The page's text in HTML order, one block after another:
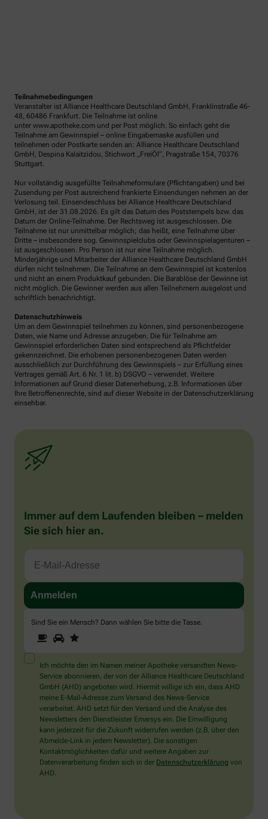
Teilnahmebedingungen
Veranstalter ist Alliance Healthcare Deutschland GmbH, Franklinstraße 46-
48, 60486 Frankfurt. Die Teilnahme ist online
unter www.apotheke.com und per Post möglich. So einfach geht die
Teilnahme am Gewinnspiel – online Eingabemaske ausfüllen und
teilnehmen oder Postkarte senden an: Alliance Healthcare Deutschland
GmbH, Despina Kalaitzidou, Stichwort „FreiÖl“, Pragstraße 154, 70376
Stuttgart.
Nur vollständig ausgefüllte Teilnahmeformulare (Pflichtangaben) und bei
Zusendung per Post ausreichend frankierte Einsendungen nehmen an der
Verlosung teil. Einsendeschluss bei Alliance Healthcare Deutschland
GmbH, ist der 31.08.2026. Es gilt das Datum des Poststempels bzw. das
Datum der Online-Teilnahme. Der Rechtsweg ist ausgeschlossen. Die
Teilnahme ist nur unmittelbar möglich; das heißt, eine Teilnahme über
Dritte – insbesondere sog. Gewinnspielclubs oder Gewinnspielagenturen –
ist ausgeschlossen. Pro Person ist nur eine Teilnahme möglich.
Minderjährige und Mitarbeiter der Alliance Healthcare Deutschland GmbH
dürfen nicht teilnehmen. Die Teilnahme an dem Gewinnspiel ist kostenlos
und nicht an einem Produktkauf gebunden. Die Barablöse der Gewinne ist
nicht möglich. Die Gewinner werden aus allen Teilnehmern ausgelost und
schriftlich benachrichtigt.
Datenschutzhinweis
Um an dem Gewinnspiel teilnehmen zu können, sind personenbezogene
Daten, wie Name und Adresse anzugeben. Die für Teilnahme am
Gewinnspiel erforderlichen Daten sind entsprechend als Pflichtfelder
gekennzeichnet. Die erhobenen personenbezogenen Daten werden
ausschließlich zur Durchführung des Gewinnspiels – zur Erfüllung eines
Vertrages gemäß Art. 6 Nr. 1 lit. b) DSGVO – verwendet. Weitere
Informationen auf Grund dieser Datenerhebung, z.B. Informationen über
Ihre Betroffenenrechte, sind auf dieser Website in der Datenschutzerklärung
einsehbar.
Immer auf dem Laufenden bleiben – melden
Sie sich hier an.
Sind Sie ein Mensch? Dann wählen Sie bitte die Tasse.
Sind
Sie
ein
Mensch?
Dann
wählen
Sie
bitte
die
Tasse.
1 2
Ich möchte den im Namen meiner Apotheke versandten News-
Service abonnieren, der von der Alliance Healthcare Deutschland
GmbH (AHD) angeboten wird. Hiermit willige ich ein, dass AHD
meine E-Mail-Adresse zum Versand des News-Service
verarbeitet. AHD setzt für den Versand und die Analyse des
Newsletters den Dienstleister Emarsys ein. Die Einwilligung
kann jederzeit für die Zukunft widerrufen werden (z.B. über den
Abmelde-Link in jedem Newsletter). Die sonstigen
Kontaktmöglichkeiten dafür und weitere Angaben zur
Datenverarbeitung finden sich in der Datenschutzerklärung von
AHD.